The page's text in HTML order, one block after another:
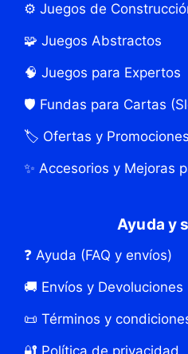
⚙️ Juegos de
🧩 Juegos Abstractos
🧠 Juegos para Expertos
🛡️ Fundas para Cartas
🏷️ Ofertas y Promociones
✨ Accesorios y Mejoras
Ayuda y
❓ Ayuda (FAQ y envíos)
🚚 Envíos y Devoluciones
📜 Términos y